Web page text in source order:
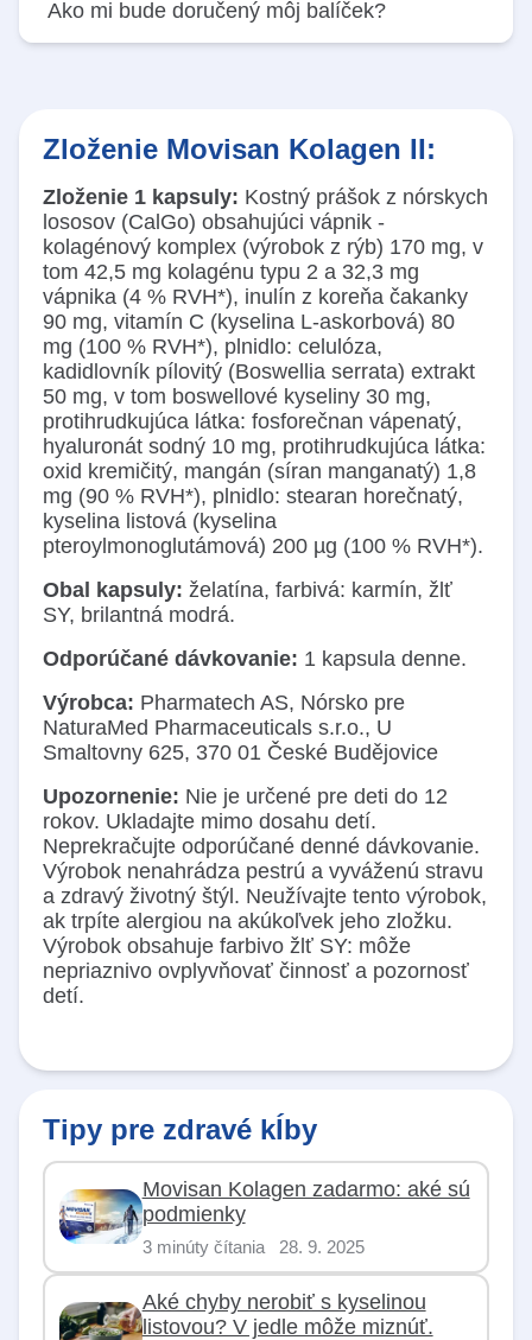
Movisan je vhodný na dlhodobé užívanie. Jeho
zloženie obsahuje živiny, ktoré náš pohybový
aparát potrebuje dopĺňať stále.
Ako mi bude doručený môj balíček?
Zloženie Movisan Kolagen II:
Zloženie 1 kapsuly: Kostný prášok z nórskych
lososov (CalGo) obsahujúci vápnik -
kolagénový komplex (výrobok z rýb) 170 mg, v
tom 42,5 mg kolagénu typu 2 a 32,3 mg
vápnika (4 % RVH*), inulín z koreňa čakanky
90 mg, vitamín C (kyselina L-askorbová) 80
mg (100 % RVH*), plnidlo: celulóza,
kadidlovník pílovitý (Boswellia serrata) extrakt
50 mg, v tom boswellové kyseliny 30 mg,
protihrudkujúca látka: fosforečnan vápenatý,
hyaluronát sodný 10 mg, protihrudkujúca látka:
oxid kremičitý, mangán (síran manganatý) 1,8
mg (90 % RVH*), plnidlo: stearan horečnatý,
kyselina listová (kyselina
pteroylmonoglutámová) 200 µg (100 % RVH*).
Obal kapsuly: želatína, farbivá: karmín, žlť
SY, brilantná modrá.
Odporúčané dávkovanie: 1 kapsula denne.
Výrobca: Pharmatech AS, Nórsko pre
NaturaMed Pharmaceuticals s.r.o., U
Smaltovny 625, 370 01 České Budějovice
Upozornenie: Nie je určené pre deti do 12
rokov. Ukladajte mimo dosahu detí.
Neprekračujte odporúčané denné dávkovanie.
Výrobok nenahrádza pestrú a vyváženú stravu
a zdravý životný štýl. Neužívajte tento výrobok,
ak trpíte alergiou na akúkoľvek jeho zložku.
Výrobok obsahuje farbivo žlť SY: môže
nepriaznivo ovplyvňovať činnosť a pozornosť
detí.
Tipy pre zdravé kĺby
Movisan Kolagen zadarmo: aké sú
podmienky
3 minúty čítania 28. 9. 2025
Aké chyby nerobiť s kyselinou
listovou? V jedle môže miznúť.